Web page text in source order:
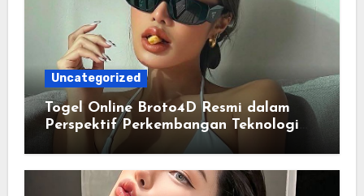
Uncategorized
Togel Online Broto4D Resmi dalam
Perspektif Perkembangan Teknologi
Penyedia Informasi